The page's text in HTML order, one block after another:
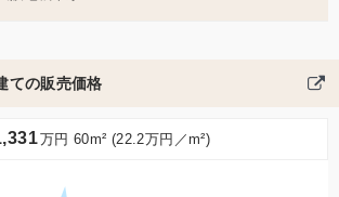
ての販売価格
万円 60m² (22.2万円／m²)